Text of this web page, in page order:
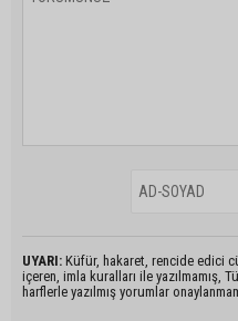
UYARI: Küfür, hakaret, rencide edici
içeren, imla kuralları ile yazılmamış,
harflerle yazılmış yorumlar